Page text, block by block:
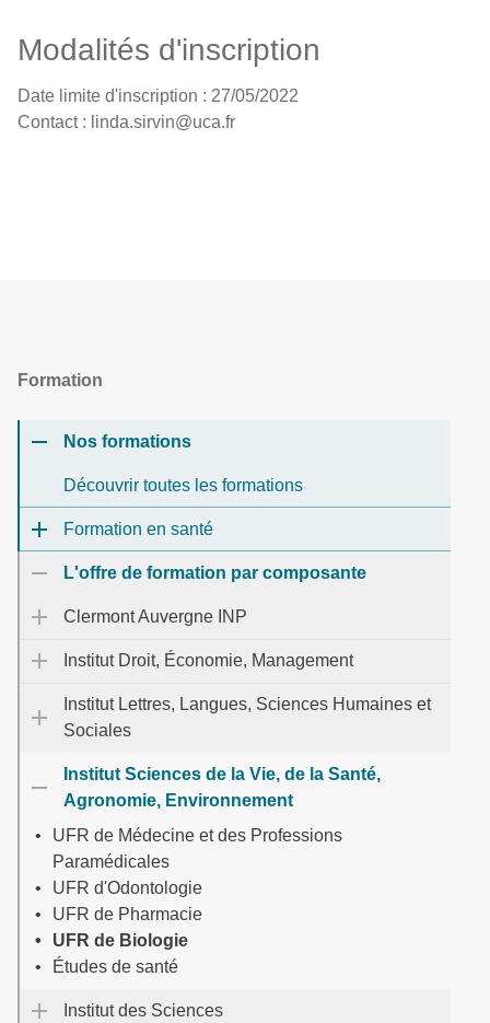
Modalités d'inscription
Date limite d'inscription : 27/05/2022
Contact : linda.sirvin@uca.fr
Formation
Nos formations
Découvrir toutes les formations
Formation en santé
L'offre de formation par composante
Clermont Auvergne INP
Institut Droit, Économie, Management
Institut Lettres, Langues, Sciences Humaines et
Sociales
Institut Sciences de la Vie, de la Santé,
Agronomie, Environnement
UFR de Médecine et des Professions
Paramédicales
UFR d'Odontologie
UFR de Pharmacie
UFR de Biologie
Études de santé
Institut des Sciences